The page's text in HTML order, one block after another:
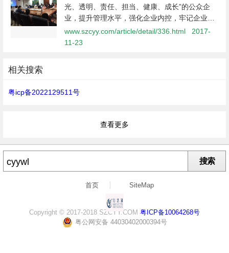
光、透明、责任、担当、健康、成长”的公众企
业，提升管理水平，强化企业内控，牢记企业使
命，以法律法规监管要求为准绳，以实现企业愿
景为宗旨，努力做到“自重、自省、自警、自
www.szcyy.com/article/detail/336.html
2017-
11-23
相关搜索
粤icp备2022129511号
查看更多
搜索
首页 SiteMap
Copyright © 2017-2018 SZCYY.COM 粤ICP备10064268号
粤公网安备 44030402000394号